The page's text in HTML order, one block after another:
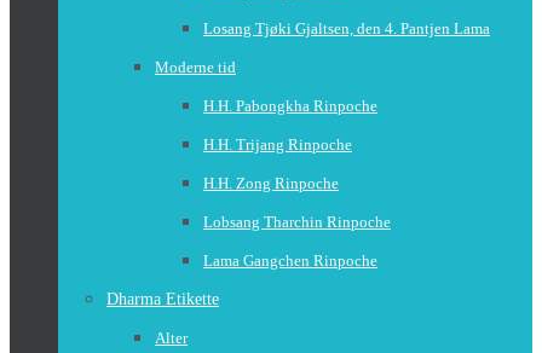
Losang Tjøki Gjaltsen, den 4. Pantjen Lama
Moderne tid
H.H. Pabongkha Rinpoche
H.H. Trijang Rinpoche
H.H. Zong Rinpoche
Lobsang Tharchin Rinpoche
Lama Gangchen Rinpoche
Dharma Etikette
Alter